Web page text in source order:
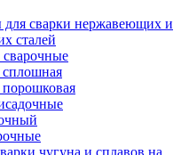
сварки нержавеющих и
сталей
чугуна и сплавов на